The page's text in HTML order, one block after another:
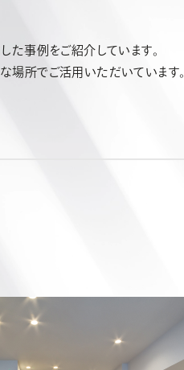
た事例をご紹介しています。
な場所でご活用いただいています。